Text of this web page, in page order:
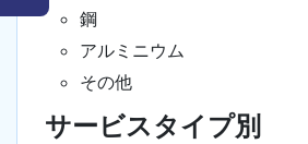
鋼
アルミニウム
その他
サービスタイプ別